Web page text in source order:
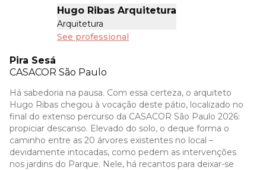
Hugo Ribas Arquitetura
Arquitetura
See professional
Pira Sesá
CASACOR São Paulo
Há sabedoria na pausa. Com essa certeza, o arquiteto
Hugo Ribas chegou à vocação deste pátio, localizado no
final do extenso percurso da CASACOR São Paulo 2026:
propiciar descanso. Elevado do solo, o deque forma o
caminho entre as 20 árvores existentes no local –
devidamente in­tocadas, como pedem as intervenções
nos jardins do Parque. Nele, há recantos para deixar-se